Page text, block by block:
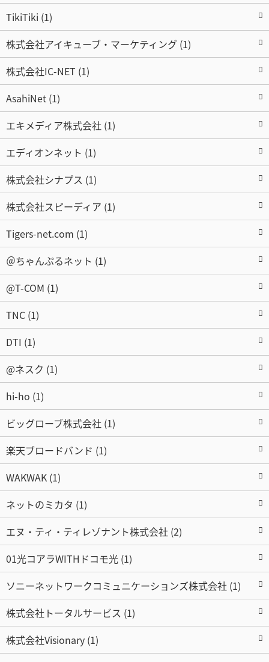
TikiTiki (1)
株式会社アイキューブ・マーケティング (1)
株式会社IC-NET (1)
AsahiNet (1)
エキメディア株式会社 (1)
エディオンネット (1)
株式会社シナプス (1)
株式会社スピーディア (1)
Tigers-net.com (1)
＠ちゃんぷるネット (1)
@T-COM (1)
TNC (1)
DTI (1)
@ネスク (1)
hi-ho (1)
ビッグローブ株式会社 (1)
楽天ブロードバンド (1)
WAKWAK (1)
ネットのミカタ (1)
エヌ・ティ・ティレゾナント株式会社 (2)
01光コアラWITHドコモ光 (1)
ソニーネットワークコミュニケーションズ株式会社 (1)
株式会社トータルサービス (1)
株式会社Visionary (1)